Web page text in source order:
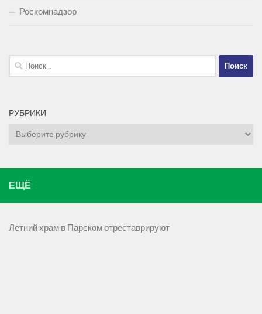
Роскомнадзор
Найти:
РУБРИКИ
Рубрики
ЕЩЁ
Летний храм в Парском отреставрируют